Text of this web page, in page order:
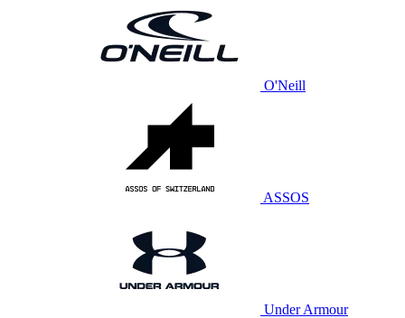
O'Neill
ASSOS
Under Armour